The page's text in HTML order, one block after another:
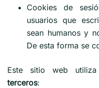
Cookies de
usuarios que
sean humanos y
De esta forma se
Este sitio web
terceros: